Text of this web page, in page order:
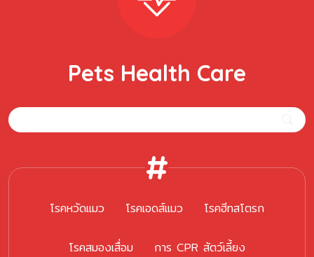
Pets Health Care
โรคหวัดแมว โรคเอดส์แมว โรคฮีทสโตรก
โรคสมองเสื่อม การ CPR สัตว์เลี้ยง